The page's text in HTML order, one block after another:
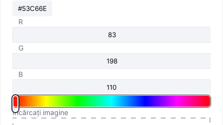
R
G
B
Încărcați imagine